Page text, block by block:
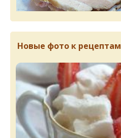
Новые фото к рецептам